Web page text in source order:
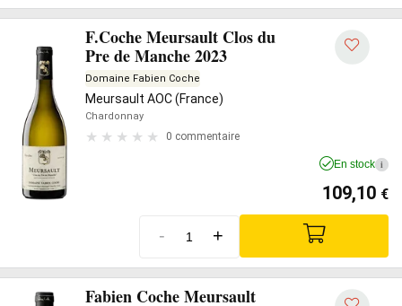
F.Coche Meursault Clos du
Pre de Manche 2023
Domaine Fabien Coche
Meursault AOC (France)
Chardonnay
0 commentaire
En stock i
109,10 €
- +
Fabien Coche Meursault